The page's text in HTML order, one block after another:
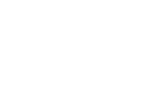
reflexión espiritual al
última semana de la
del Sínodo ha sido
como la parábola del